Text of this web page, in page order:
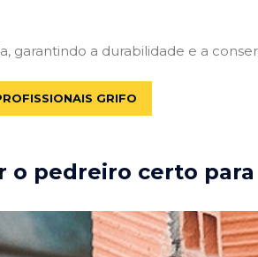
a durabilidade e a
GRIFO
o pedreiro certo para